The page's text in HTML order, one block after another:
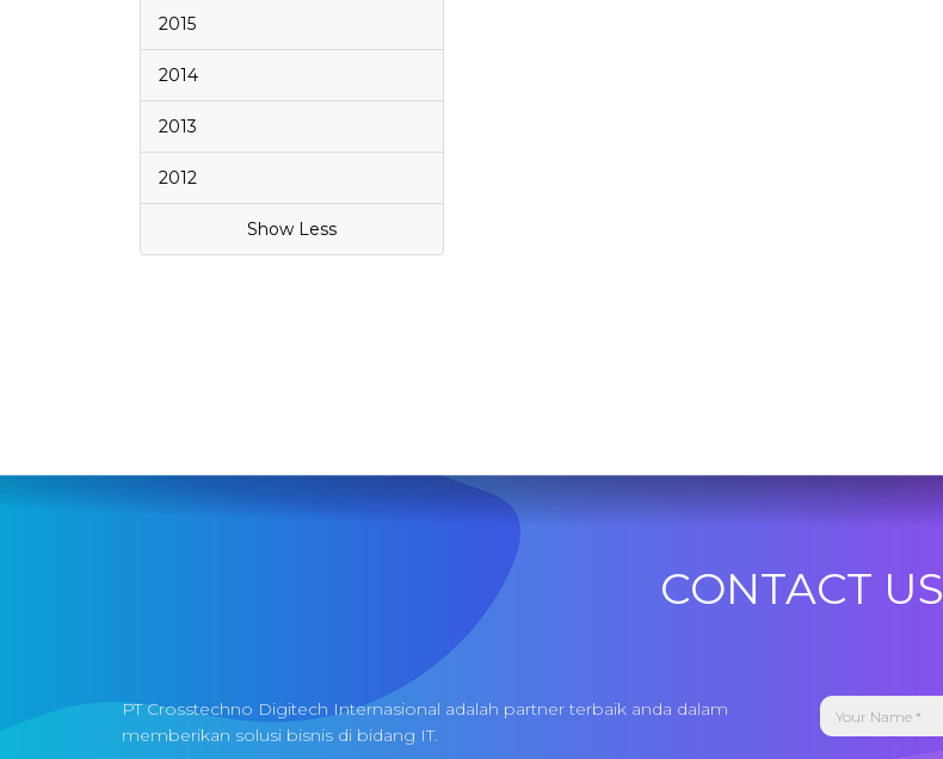
2015
2014
2013
2012
Show Less
CONTACT US
PT Crosstechno Digitech Internasional adalah partner terbaik anda dalam
memberikan solusi bisnis di bidang IT.